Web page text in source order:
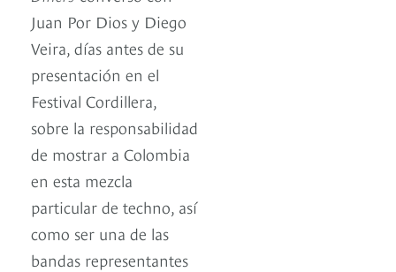
Juan Por Dios y Diego
Veira, días antes de su
presentación en el
Festival Cordillera,
sobre la responsabilidad
de mostrar a Colombia
en esta mezcla
particular de techno, así
como ser una de las
bandas representantes